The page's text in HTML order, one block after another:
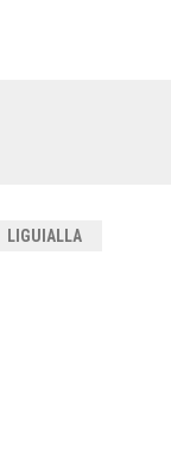
LIGUIALLA